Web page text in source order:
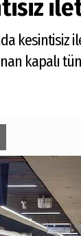
kapalı